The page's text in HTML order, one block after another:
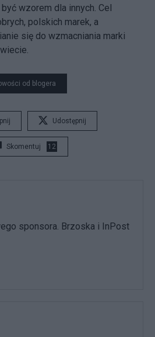
wzorem dla innych. Cel
polskich marek, a
się do wzmacniania marki
od blogera
Udostępnij
Skomentuj 12
sponsora. Brzoska i InPost